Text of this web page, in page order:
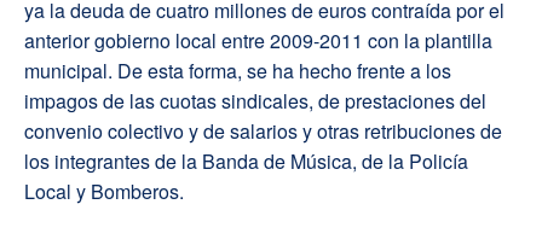
ya la deuda de cuatro millones de euros contraída por el
anterior gobierno local entre 2009-2011 con la plantilla
municipal. De esta forma, se ha hecho frente a los
impagos de las cuotas sindicales, de prestaciones del
convenio colectivo y de salarios y otras retribuciones de
los integrantes de la Banda de Música, de la Policía
Local y Bomberos.